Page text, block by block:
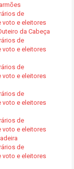
de
e eleitores
da Cabeça
de
e eleitores
de
e eleitores
de
e eleitores
de
e eleitores
de
e eleitores